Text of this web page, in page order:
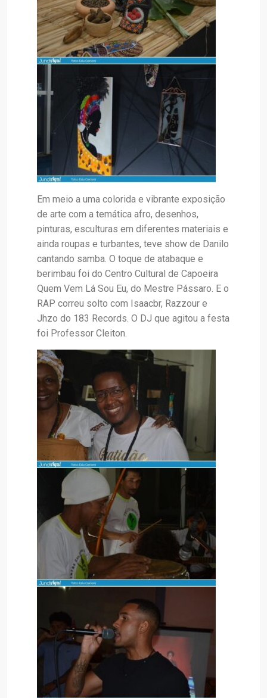
Em meio a uma colorida e vibrante exposição
de arte com a temática afro, desenhos,
pinturas, esculturas em diferentes materiais e
ainda roupas e turbantes, teve show de Danilo
cantando samba. O toque de atabaque e
berimbau foi do Centro Cultural de Capoeira
Quem Vem Lá Sou Eu, do Mestre Pássaro. E o
RAP correu solto com Isaacbr, Razzour e
Jhzo do 183 Records. O DJ que agitou a festa
foi Professor Cleiton.